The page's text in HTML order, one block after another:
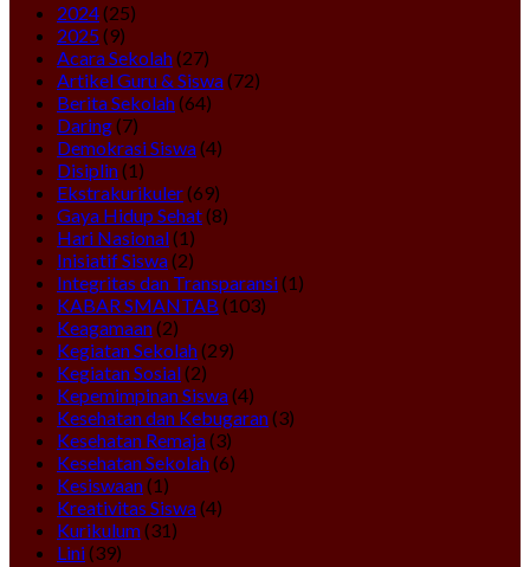
2024(25)
2025(9)
Acara Sekolah(27)
Artikel Guru & Siswa(72)
Berita Sekolah(64)
Daring(7)
Demokrasi Siswa(4)
Disiplin(1)
Ekstrakurikuler(69)
Gaya Hidup Sehat(8)
Hari Nasional(1)
Inisiatif Siswa(2)
Integritas dan Transparansi(1)
KABAR SMANTAB (103)
Keagamaan(2)
Kegiatan Sekolah(29)
Kegiatan Sosial(2)
Kepemimpinan Siswa(4)
Kesehatan dan Kebugaran(3)
Kesehatan Remaja(3)
Kesehatan Sekolah(6)
Kesiswaan(1)
Kreativitas Siswa(4)
Kurikulum(31)
Lini(39)